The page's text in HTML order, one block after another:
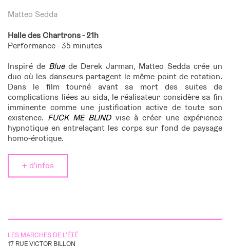
Matteo Sedda
Halle des Chartrons - 21h
Performance -35 minutes
Inspiré de Bluede Derek Jarman, Matteo Sedda crée un
duo où les danseurs partagent le même point de rotation.
Dans le film tourné avant sa mort des suites de
complications liées au sida, le réalisateur considère sa fin
imminente comme une justification active de toute son
existence. FUCK ME BLINDvise à créer une expérience
hypnotique en entrelaçant les corps sur fond de paysage
homo-érotique.
+ d'infos
LES MARCHES DE L'ÉTÉ
17 RUE VICTOR BILLON